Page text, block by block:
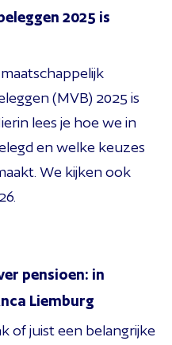
2025 is
(MVB) 2025 is
lees je hoe we in
en welke keuzes
We kijken ook
pensioen: in
Liemburg
of juist een belangrijke